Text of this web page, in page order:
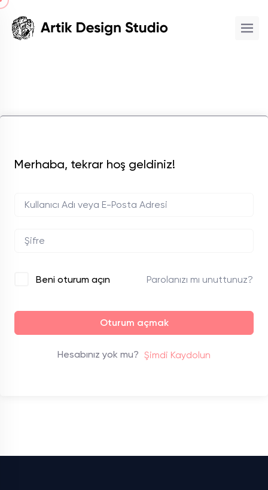
Merhaba, tekrar hoş geldiniz!
Beni oturum açın Parolanızı mı unuttunuz?
Oturum açmak
Hesabınız yok mu? Şimdi Kaydolun